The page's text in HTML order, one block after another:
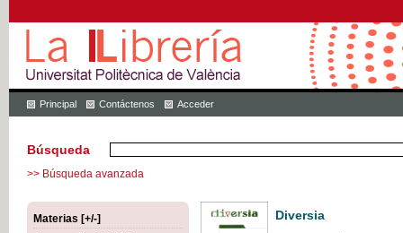
Principal Contáctenos Acceder
Búsqueda
>> Búsqueda avanzada
Materias [+/-]
Diversia